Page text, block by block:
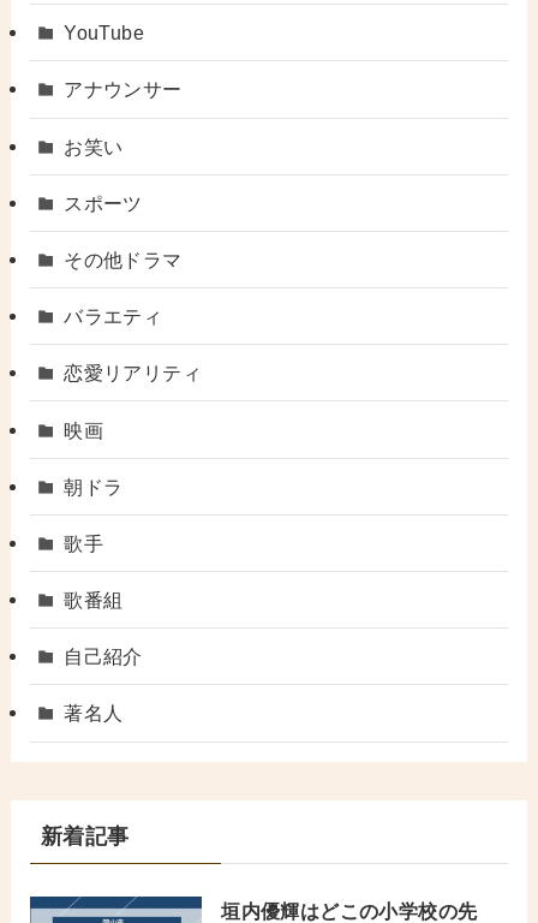
YouTube
アナウンサー
お笑い
スポーツ
その他ドラマ
バラエティ
恋愛リアリティ
映画
朝ドラ
歌手
歌番組
自己紹介
著名人
新着記事
垣内優輝はどこの小学校の先